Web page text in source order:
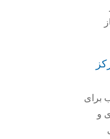
برای
و